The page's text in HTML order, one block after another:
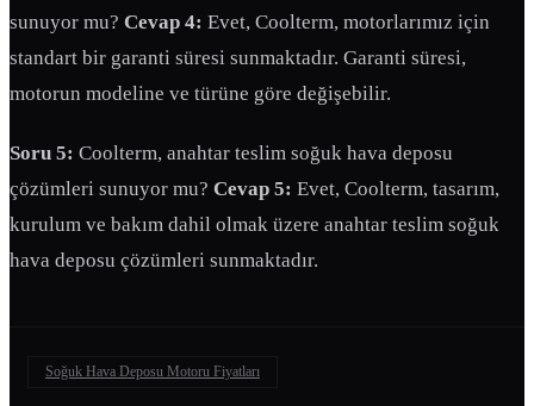
sunuyor mu? Cevap 4: Evet, Coolterm, motorlarımız için
standart bir garanti süresi sunmaktadır. Garanti süresi,
motorun modeline ve türüne göre değişebilir.
Soru 5: Coolterm, anahtar teslim soğuk hava deposu
çözümleri sunuyor mu? Cevap 5: Evet, Coolterm, tasarım,
kurulum ve bakım dahil olmak üzere anahtar teslim soğuk
hava deposu çözümleri sunmaktadır.
Soğuk Hava Deposu Motoru Fiyatları